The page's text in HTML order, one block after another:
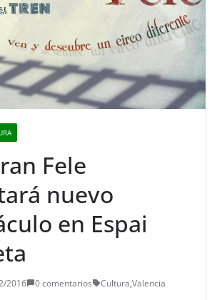
Fele
nuevo
en Espai
2016 0 comentarios Cultura,Valencia